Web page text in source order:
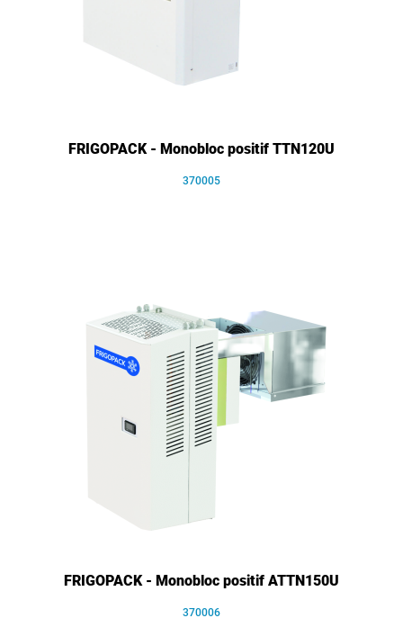
FRIGOPACK - Monobloc positif TTN120U
370005
FRIGOPACK - Monobloc positif ATTN150U
370006